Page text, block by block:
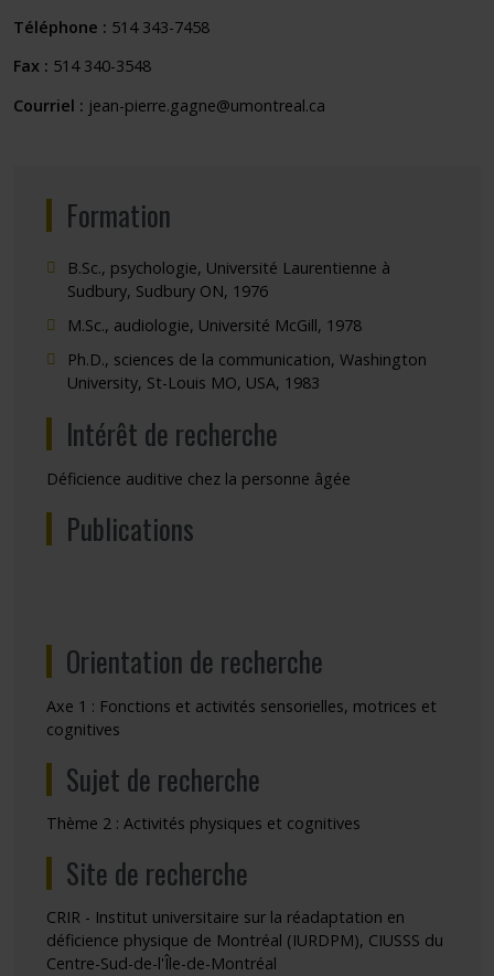
Téléphone : 514 343-7458
Fax : 514 340-3548
Courriel : jean-pierre.gagne@umontreal.ca
Formation
B.Sc., psychologie, Université Laurentienne à
Sudbury, Sudbury ON, 1976
M.Sc., audiologie, Université McGill, 1978
Ph.D., sciences de la communication, Washington
University, St-Louis MO, USA, 1983
Intérêt de recherche
Déficience auditive chez la personne âgée
Publications
Orientation de recherche
Axe 1 : Fonctions et activités sensorielles, motrices et
cognitives
Sujet de recherche
Thème 2 : Activités physiques et cognitives
Site de recherche
CRIR - Institut universitaire sur la réadaptation en
déficience physique de Montréal (IURDPM), CIUSSS du
Centre-Sud-de-l'Île-de-Montréal